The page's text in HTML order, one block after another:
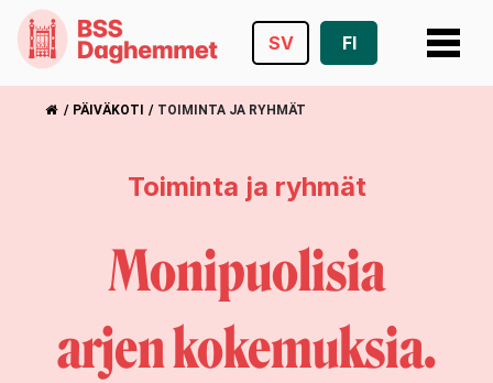
Siirry
SV FI
/ PÄIVÄKOTI / TOIMINTA JA RYHMÄT
Toiminta ja ryhmät
Monipuolisia
arjen kokemuksia.